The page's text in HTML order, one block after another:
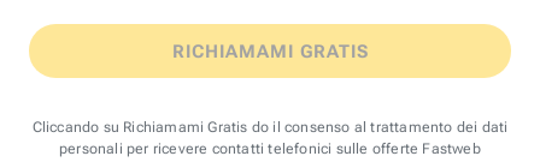
RICHIAMAMI GRATIS
Cliccando su Richiamami Gratis do il consenso al trattamento dei dati
personali per ricevere contatti telefonici sulle offerte Fastweb